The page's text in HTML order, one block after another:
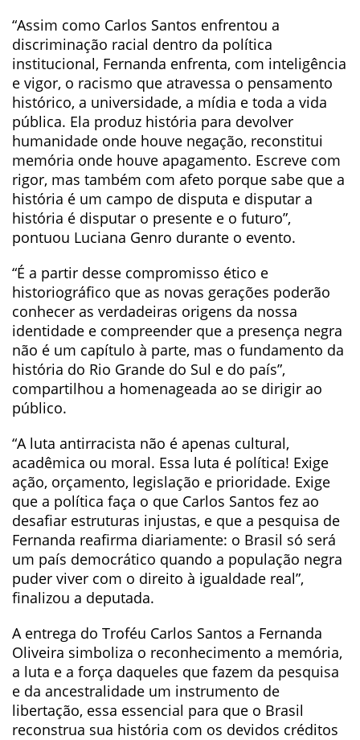
“Assim como Carlos Santos enfrentou a
discriminação racial dentro da política
institucional, Fernanda enfrenta, com inteligência
e vigor, o racismo que atravessa o pensamento
histórico, a universidade, a mídia e toda a vida
pública. Ela produz história para devolver
humanidade onde houve negação, reconstitui
memória onde houve apagamento. Escreve com
rigor, mas também com afeto porque sabe que a
história é um campo de disputa e disputar a
história é disputar o presente e o futuro”,
pontuou Luciana Genro durante o evento.
“É a partir desse compromisso ético e
historiográfico que as novas gerações poderão
conhecer as verdadeiras origens da nossa
identidade e compreender que a presença negra
não é um capítulo à parte, mas o fundamento da
história do Rio Grande do Sul e do país”,
compartilhou a homenageada ao se dirigir ao
público.
“A luta antirracista não é apenas cultural,
acadêmica ou moral. Essa luta é política! Exige
ação, orçamento, legislação e prioridade. Exige
que a política faça o que Carlos Santos fez ao
desafiar estruturas injustas, e que a pesquisa de
Fernanda reafirma diariamente: o Brasil só será
um país democrático quando a população negra
puder viver com o direito à igualdade real”,
finalizou a deputada.
A entrega do Troféu Carlos Santos a Fernanda
Oliveira simboliza o reconhecimento a memória,
a luta e a força daqueles que fazem da pesquisa
e da ancestralidade um instrumento de
libertação, essa essencial para que o Brasil
reconstrua sua história com os devidos créditos